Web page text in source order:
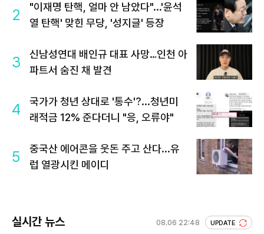
2
"이재명 탄핵, 얼마 안 남았다"...'윤석
열 탄핵' 맞힌 무당, '성지글' 등장
3
신남성연대 배인규 대표 사망…인천 아
파트서 숨진 채 발견
4
국가가 청년 상대로 '통수'?...청년미
래적금 12% 준다더니 "응, 오류야"
5
중국산 에어콘을 웃돈 주고 산다...유
럽 열광시킨 메이디
실시간 뉴스 08.06 22:48 UPDATE